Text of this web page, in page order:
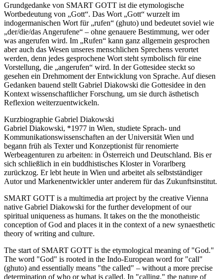
Grundgedanke von SMART GOTT ist die etymologische
Wortbedeutung von „Gott“. Das Wort „Gott“ wurzelt im
indogermanischen Wort für „rufen“ (ghuto) und bedeutet soviel wie
„der/die/das Angerufene“ – ohne genauere Bestimmung, wer oder
was angerufen wird. Im „Rufen“ kann ganz allgemein gesprochen
aber auch das Wesen unseres menschlichen Sprechens verortet
werden, denn jedes gesprochene Wort steht symbolisch für eine
Vorstellung, die „angerufen“ wird. In der Gottesidee steckt so
gesehen ein Drehmoment der Entwicklung von Sprache. Auf diesen
Gedanken bauend stellt Gabriel Diakowski die Gottesidee in den
Kontext wissenschaftlicher Forschung, um sie durch ästhetisch
Reflexion weiterzuentwickeln.
Kurzbiographie Gabriel Diakowski
Gabriel Diakowski, *1977 in Wien, studiete Sprach- und
Kommunikationswissenschaften an der Universität Wien und
begann früh als Texter und Konzeptionist für renomierte
Werbeagenturen zu arbeiten: in Österreich und Deutschland. Bis er
sich schließlich in ein buddhistisches Kloster in Vorarlberg
zurückzog. Er lebt heute in Wien und arbeitet als selbstständiger
Autor und Markenentwickler unter anderem für das Zukunftsinstitut.
SMART GOTT is a multimedia art project by the creative Vienna
native Gabriel Diakowski for the further development of our
spiritual uniqueness as humans. It takes on the the monotheistic
conception of God and places it in the context of a new synaesthetic
theory of writing and culture.
The start of SMART GOTT is the etymological meaning of "God."
The word "God" is rooted in the Indo-European word for "call"
(ghuto) and essentially means "the called" – without a more precise
determination of who or what is called. In "calling," the nature of